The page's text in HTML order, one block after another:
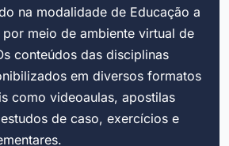
na modalidade de Educação a
por meio de ambiente virtual de
conteúdos das disciplinas
em diversos formatos
como videoaulas, apostilas
de caso, exercícios e